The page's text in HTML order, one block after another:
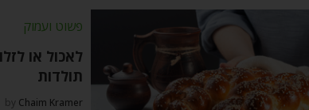
פשוט ועמוק
לאכול או
תולדות
by Chaim Kramer